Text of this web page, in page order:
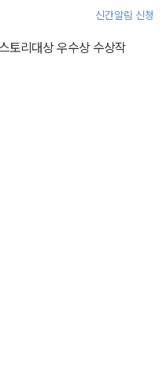
신간알림 신청
토리대상 우수상 수상작